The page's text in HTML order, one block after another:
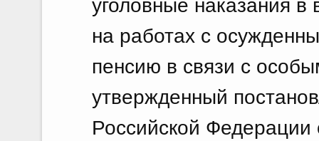
на работах с
пенсию в связи с
утвержденный
Российской